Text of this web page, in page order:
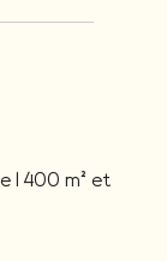
1 400 m² et